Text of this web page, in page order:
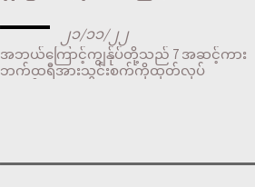
၂၁/၁၁/၂၂
အဘယ်ကြောင့်ကျွန်ုပ်တို့သည် 7 အဆင့်ကား
ဘက်ထရီအားသွင်းစက်ကိုထုတ်လုပ်